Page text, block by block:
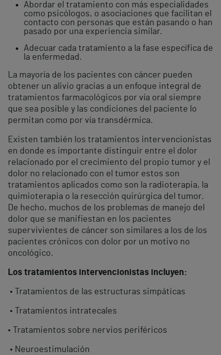
Abordar el tratamiento con más especialidades
como psicólogos, o asociaciones que facilitan el
contacto con personas que están pasando o han
pasado por una experiencia similar.
Adecuar cada tratamiento a la fase específica de
la enfermedad.
La mayoría de los pacientes con cáncer pueden
obtener un alivio gracias a un enfoque integral de
tratamientos farmacológicos por vía oral siempre
que sea posible y las condiciones del paciente lo
permitan como por vía transdérmica.
Existen también los tratamientos intervencionistas
en donde es importante distinguir entre el dolor
relacionado por el crecimiento del propio tumor y el
dolor no relacionado con el tumor estos son
tratamientos aplicados como son la radioterapia, la
quimioterapia o la resección quirúrgica del tumor.
De hecho, muchos de los problemas de manejo del
dolor que se manifiestan en los pacientes
supervivientes de cáncer son similares a los de los
pacientes crónicos con dolor por un motivo no
oncológico.
Los tratamientos intervencionistas incluyen:
• Tratamientos de las estructuras simpáticas
• Tratamientos intratecales
• Tratamientos sobre nervios periféricos
• Neuroestimulación